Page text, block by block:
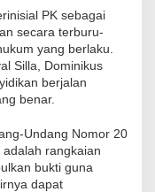
PK sebagai
secara terburu-
yang berlaku.
Silla, Dominikus
berjalan
benar.
Undang Nomor 20
adalah rangkaian
bukti guna
dapat